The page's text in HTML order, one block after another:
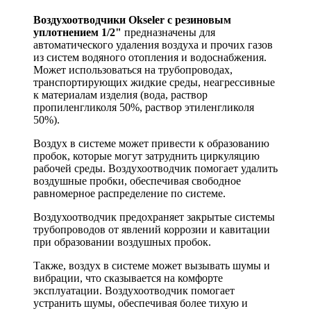
Воздухоотводчики Okseler с резиновым
уплотнением 1/2" предназначены для
автоматического удаления воздуха и прочих газов
из систем водяного отопления и водоснабжения.
Может использоваться на трубопроводах,
транспортирующих жидкие среды, неагрессивные
к материалам изделия (вода, раствор
пропиленгликоля 50%, раствор этиленгликоля
50%).
Воздух в системе может привести к образованию
пробок, которые могут затруднить циркуляцию
рабочей среды. Воздухоотводчик помогает удалить
воздушные пробки, обеспечивая свободное
равномерное распределение по системе.
Воздухоотводчик предохраняет закрытые системы
трубопроводов от явлений коррозии и кавитации
при образовании воздушных пробок.
Также, воздух в системе может вызывать шумы и
вибрации, что сказывается на комфорте
эксплуатации. Воздухоотводчик помогает
устранить шумы, обеспечивая более тихую и